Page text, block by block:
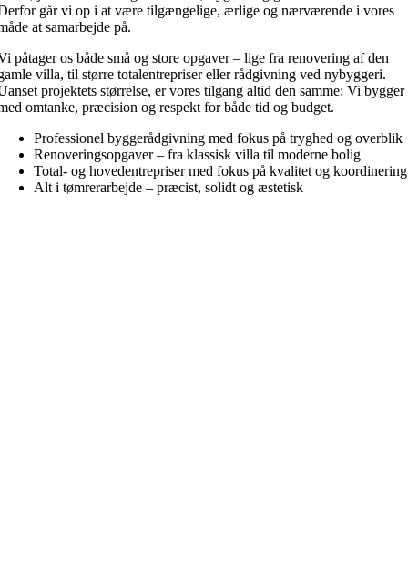
går vi op i at være tilgængelige, ærlige og nærværende i vores
at samarbejde på.
påtager os både små og store opgaver – lige fra renovering af den
villa, til større totalentrepriser eller rådgivning ved nybyggeri.
projektets størrelse, er vores tilgang altid den samme: Vi bygger
omtanke, præcision og respekt for både tid og budget.
Professionel byggerådgivning med fokus på tryghed og overblik
Renoveringsopgaver – fra klassisk villa til moderne bolig
Total- og hovedentrepriser med fokus på kvalitet og koordinering
Alt i tømrerarbejde – præcist, solidt og æstetisk